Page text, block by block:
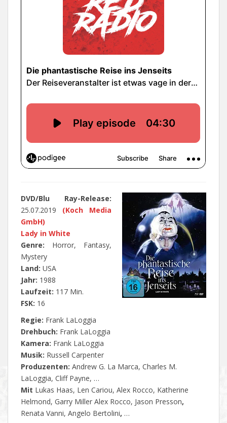
DVD/Blu Ray-Release:
25.07.2019 (Koch Media
GmbH)
Lady in White
Genre: Horror, Fantasy,
Mystery
Land: USA
Jahr: 1988
Laufzeit: 117 Min.
FSK: 16
Regie: Frank LaLoggia
Drehbuch: Frank LaLoggia
Kamera: Frank LaLoggia
Musik: Russell Carpenter
Produzenten: Andrew G. La Marca, Charles M.
LaLoggia, Cliff Payne, …
Mit Lukas Haas, Len Cariou, Alex Rocco, Katherine
Helmond, Garry Miller Alex Rocco, Jason Presson,
Renata Vanni, Angelo Bertolini, …